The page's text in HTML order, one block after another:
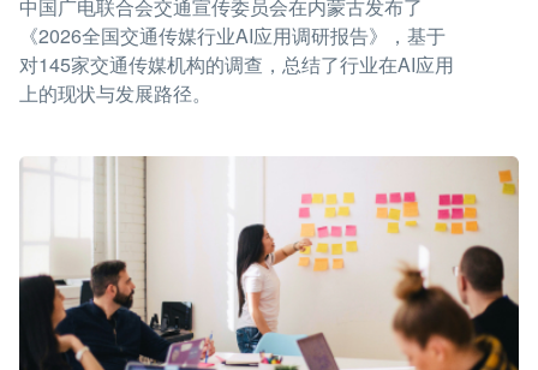
中国广电联合会交通宣传委员会在内蒙古发布了
《2026全国交通传媒行业AI应用调研报告》，基于
对145家交通传媒机构的调查，总结了行业在AI应用
上的现状与发展路径。